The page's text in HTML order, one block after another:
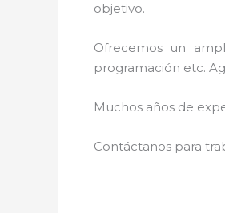
objetivo.
Ofrecemos un
programación etc.
Muchos años de
Contáctanos para